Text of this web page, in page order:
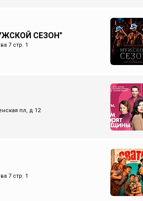
СЕЗОН"
7 стр. 1
пл, д 12
7 стр. 1